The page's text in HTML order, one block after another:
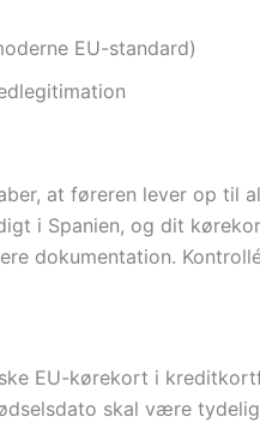
EU-standard)
at føreren lever op til
i Spanien, og dit
dokumentation.
EU-kørekort i
skal være